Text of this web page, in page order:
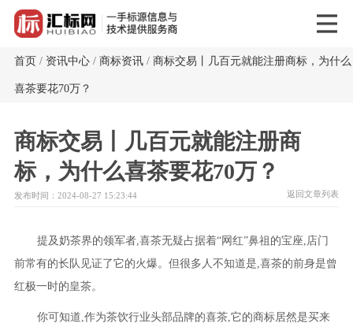
首页 / 资讯中心 / 商标资讯 / 商标交易丨几百元就能注册商标，为什么
喜茶要花70万？
商标交易丨几百元就能注册商
标，为什么喜茶要花70万？
发布时间：2024-08-27 15:23:44 返回文章列表
提及奶茶界的领军者,喜茶无疑占据着“网红”鼻祖的宝座,店门
前常有的长队见证了它的火爆。但很多人不知道是,喜茶的前身是曾
红极一时的皇茶。
你可知道,作为茶饮行业头部品牌的喜茶,它的商标居然是买来